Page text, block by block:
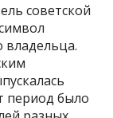
советской
владельца.
период было